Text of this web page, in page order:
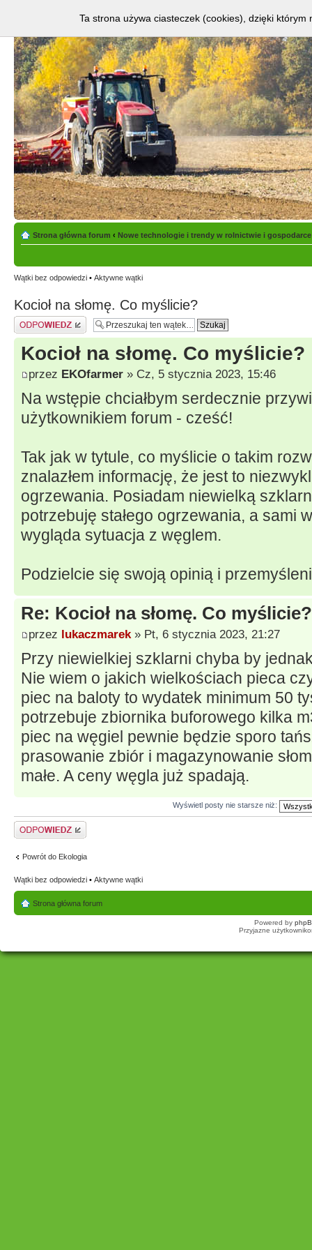
Strona główna forum ‹ Nowe technologie i trendy w rolnictwie i
Wątki bez odpowiedzi • Aktywne wątki
Kocioł na słomę. Co myślicie?
Odpowiedz
Kocioł na słomę. Co myślicie?
przez EKOfarmer » Cz, 5 stycznia 2023, 15:46
Na wstępie chciałbym serdecznie
użytkownikiem forum - cześć!
Tak jak w tytule, co myślicie o takim
znalazłem informację, że jest to
ogrzewania. Posiadam niewielką
potrzebuję stałego ogrzewania, a sami
wygląda sytuacja z węglem.
Podzielcie się swoją opinią i
Re: Kocioł na słomę. Co myślicie?
przez lukaczmarek » Pt, 6 stycznia 2023, 21:27
Przy niewielkiej szklarni chyba by
Nie wiem o jakich wielkościach pieca
piec na baloty to wydatek minimum 50
potrzebuje zbiornika buforowego kilka
piec na węgiel pewnie będzie sporo
prasowanie zbiór i magazynowanie
małe. A ceny węgla już spadają.
Wyświetl posty nie starsze niż:
Odpowiedz
Powrót do Ekologia
Wątki bez odpowiedzi • Aktywne wątki
Strona główna forum
Powered by
Przyjazne
Ta strona używa ciasteczek (cookies), dzięki którym